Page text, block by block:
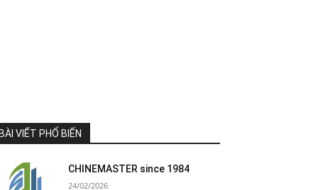
BÀI VIẾT PHỔ BIẾN
CHINEMASTER since 1984
24/02/2026